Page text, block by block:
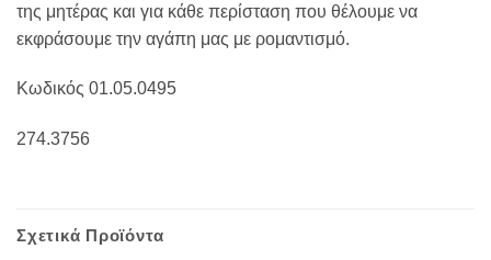
της μητέρας και για κάθε περίσταση που θέλουμε να
εκφράσουμε την αγάπη μας με ρομαντισμό.
Κωδικός 01.05.0495
274.3756
Σχετικά Προϊόντα